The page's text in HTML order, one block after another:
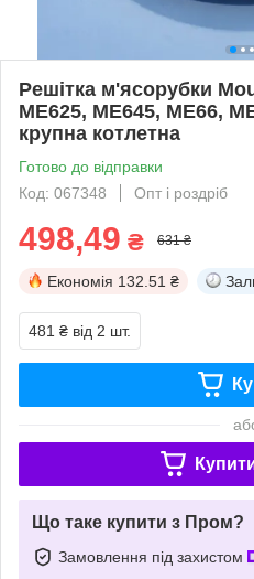
Решітка м'ясорубки
ME625, ME645, ME66,
крупна котлетна
Готово до відправки
Код: 067348
Опт і роздріб
498,49 ₴ 631 ₴
Економія 132.51 ₴
481 ₴ від 2 шт.
Що таке купити з Пром?
Замовлення під захистом